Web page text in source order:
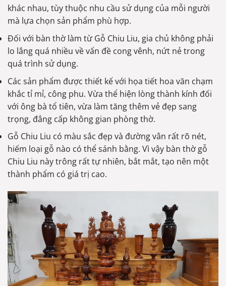
khác nhau, tùy thuộc nhu cầu sử dụng của mỗi người
mà lựa chọn sản phẩm phù hợp.
Đối với bàn thờ làm từ Gỗ Chiu Liu, gia chủ không phải
lo lắng quá nhiều về vấn đề cong vênh, nứt nẻ trong
quá trình sử dụng.
Các sản phẩm được thiết kế với họa tiết hoa văn chạm
khắc tỉ mỉ, công phu. Vừa thể hiện lòng thành kính đối
với ông bà tổ tiên, vừa làm tăng thêm vẻ đẹp sang
trọng, đẳng cấp không gian phòng thờ.
Gỗ Chiu Liu có màu sắc đẹp và đường vân rất rõ nét,
hiếm loại gỗ nào có thể sánh bằng. Vì vậy bàn thờ gỗ
Chiu Liu này trông rất tự nhiên, bắt mắt, tạo nên một
thành phẩm có giá trị cao.